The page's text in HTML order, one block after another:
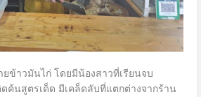
ข้าวมันไก่ โดยมีน้องสาวที่เรียนจบ
ค้นสูตรเด็ด มีเคล็ดลับที่แตกต่างจากร้าน